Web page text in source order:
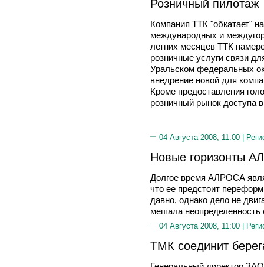
Розничный пилотаж
Компания ТТК "обкатает"
международных и
летних месяцев ТТК
розничные услуги связи
Уральском федеральных
внедрение новой для
Кроме предоставления
розничный рынок доступа
04 Августа 2008, 11:00 |
Новые горизонты
Долгое время АЛРОСА
что ее предстоит
давно, однако дело не
мешала неопределенность
04 Августа 2008, 11:00 |
ТМК соединит